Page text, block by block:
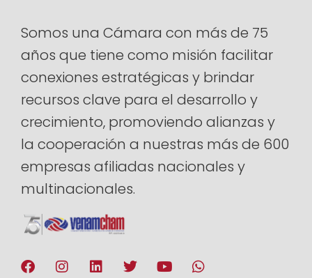
Somos una Cámara con más de 75
años que tiene como misión facilitar
conexiones estratégicas y brindar
recursos clave para el desarrollo y
crecimiento, promoviendo alianzas y
la cooperación a nuestras más de 600
empresas afiliadas nacionales y
multinacionales.